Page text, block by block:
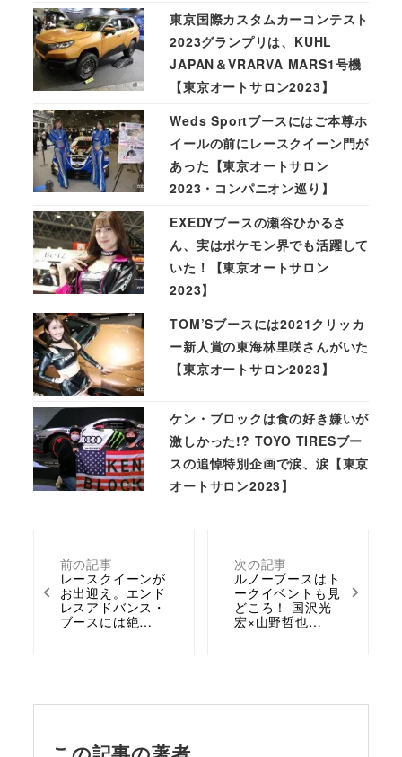
前の記事
レースクイーンが
お出迎え。エンド
レスアドバンス・
ブースには絶…
次の記事
ルノーブースはト
ークイベントも見
どころ！ 国沢光
宏×山野哲也…
東京国際カスタムカーコンテスト
2023グランプリは、KUHL
JAPAN＆VRARVA MARS1号機
【東京オートサロン2023】
Weds Sportブースにはご本尊ホ
イールの前にレースクイーン門が
あった【東京オートサロン
2023・コンパニオン巡り】
EXEDYブースの瀬谷ひかるさ
ん、実はポケモン界でも活躍して
いた！【東京オートサロン
2023】
TOM’Sブースには2021クリッカ
ー新人賞の東海林里咲さんがいた
【東京オートサロン2023】
ケン・ブロックは食の好き嫌いが
激しかった!? TOYO TIRESブー
スの追悼特別企画で涙、涙【東京
オートサロン2023】